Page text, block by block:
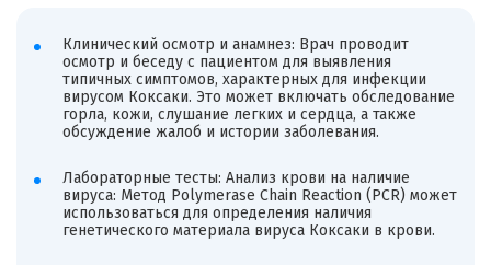
Клинический осмотр и анамнез: Врач проводит
осмотр и беседу с пациентом для выявления
типичных симптомов, характерных для инфекции
вирусом Коксаки. Это может включать обследование
горла, кожи, слушание легких и сердца, а также
обсуждение жалоб и истории заболевания.
Лабораторные тесты: Анализ крови на наличие
вируса: Метод Polymerase Chain Reaction (PCR) может
использоваться для определения наличия
генетического материала вируса Коксаки в крови.